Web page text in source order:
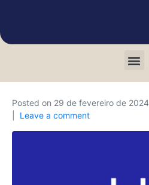
Posted on 29 de fevereiro de 2024
Leave a comment